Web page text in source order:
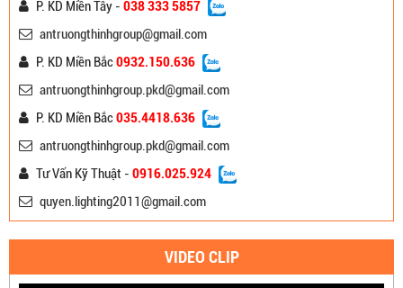
P. KD Miền Tây - 038 333 5857
antruongthinhgroup@gmail.com
P. KD Miền Bắc0932.150.636
antruongthinhgroup.pkd@gmail.com
P. KD Miền Bắc035.4418.636
antruongthinhgroup.pkd@gmail.com
Tư Vấn Kỹ Thuật - 0916.025.924
quyen.lighting2011@gmail.com
VIDEO CLIP